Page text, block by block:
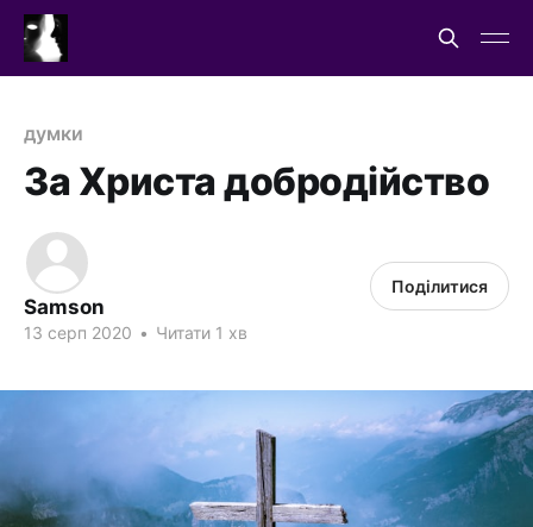
думки
За Христа добродійство
Samson
13 серп 2020 • Читати 1 хв
Поділитися